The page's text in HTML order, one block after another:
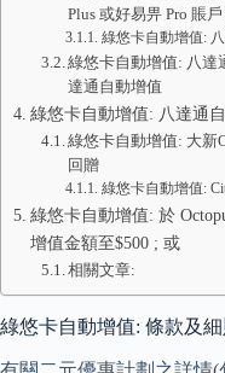
Plus 或好易畀 Pro 賬戶
綠悠卡自動增值:
綠悠卡自動增值: 八達
達通自動增值
綠悠卡自動增值: 八達通
綠悠卡自動增值: 大新
回贈
綠悠卡自動增值:
綠悠卡自動增值: 於
增值金額至$500 ; 或
相關文章:
綠悠卡自動增值: 條款及細